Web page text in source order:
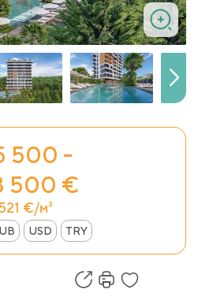
500 -
500 €
€/м²
USD TRY